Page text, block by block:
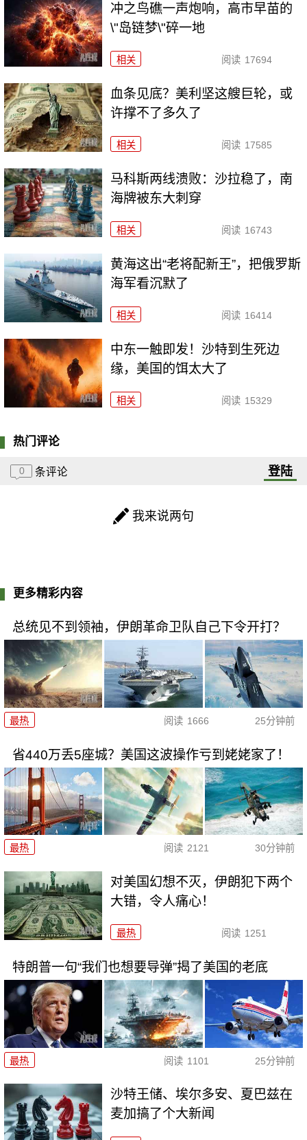
冲之鸟礁一声炮响，高市早苗的
\"岛链梦\"碎一地
相关 阅读 17694
血条见底？美利坚这艘巨轮，或
许撑不了多久了
相关 阅读 17585
马科斯两线溃败：沙拉稳了，南
海牌被东大刺穿
相关 阅读 16743
黄海这出“老将配新王”，把俄罗斯
海军看沉默了
相关 阅读 16414
中东一触即发！沙特到生死边
缘，美国的饵太大了
相关 阅读 15329
热门评论
0 条评论 登陆
我来说两句
更多精彩内容
总统见不到领袖，伊朗革命卫队自己下令开打？
最热 阅读 1666 25分钟前
省440万丢5座城？美国这波操作亏到姥姥家了！
最热 阅读 2121 30分钟前
对美国幻想不灭，伊朗犯下两个
大错，令人痛心！
最热 阅读 1251
特朗普一句“我们也想要导弹”揭了美国的老底
最热 阅读 1101 25分钟前
沙特王储、埃尔多安、夏巴兹在
麦加搞了个大新闻